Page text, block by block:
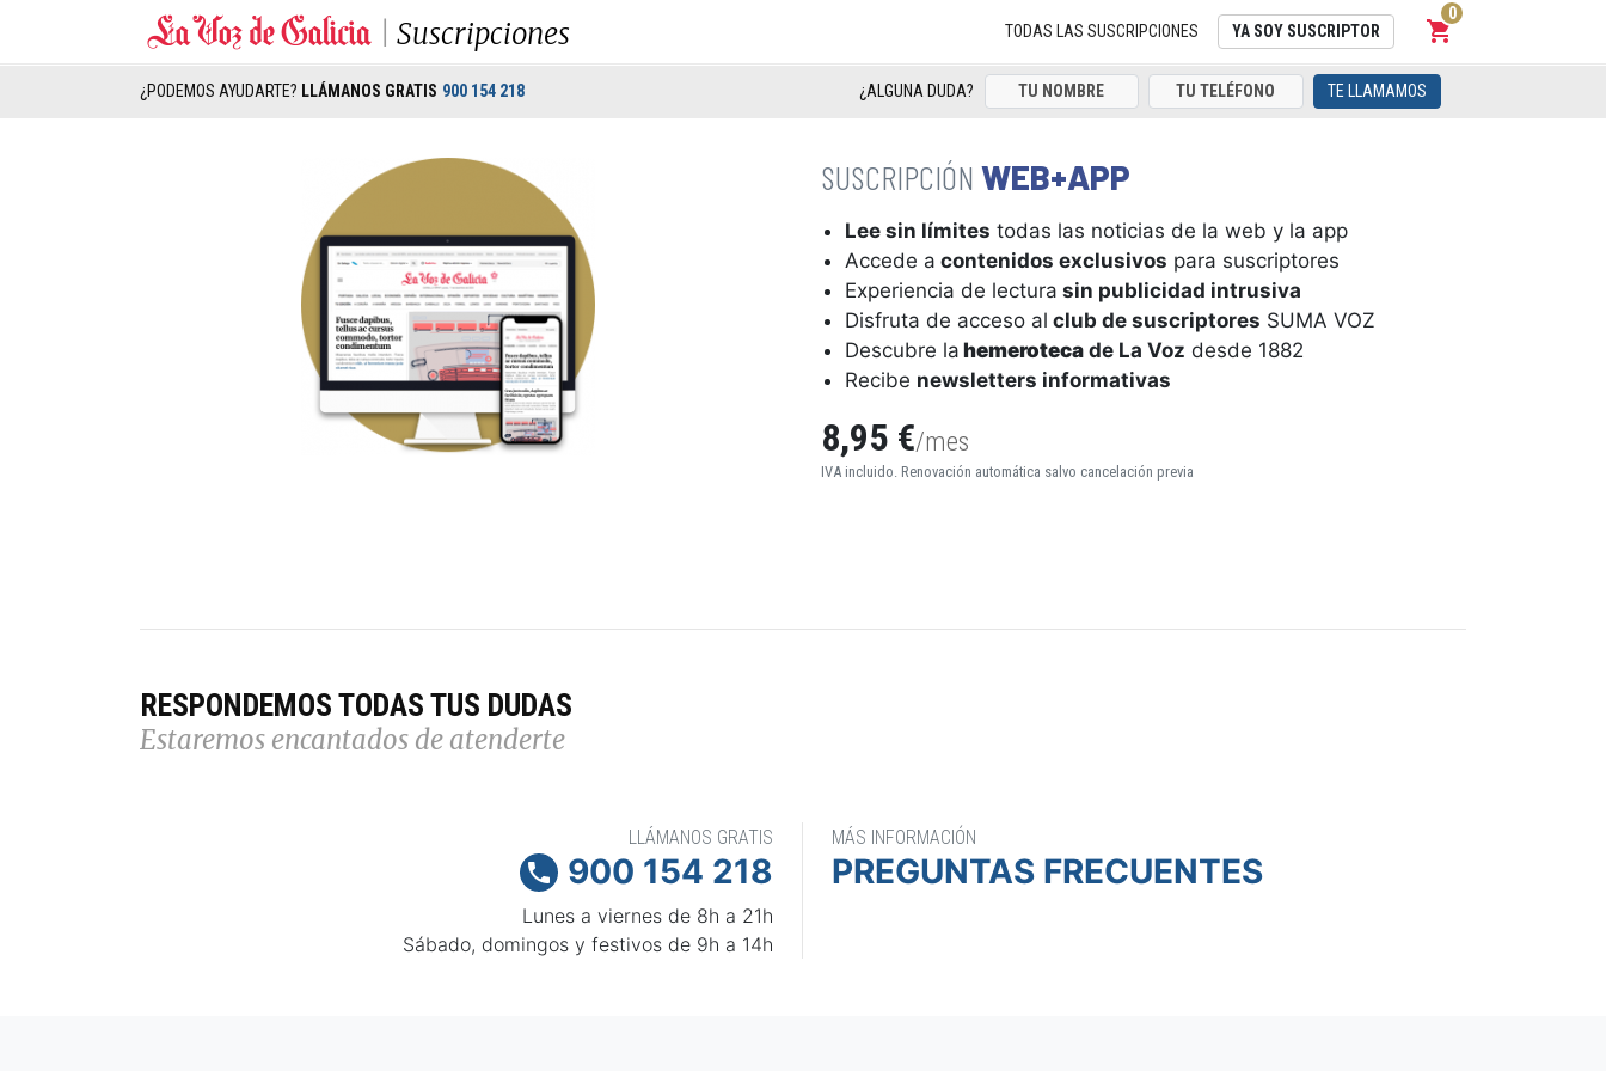
Suscripciones TODAS LAS SUSCRIPCIONES YA SOY SUSCRIPTOR shopping_cart
Carrito
0
¿PODEMOS AYUDARTE? LLÁMANOS GRATIS 900 154 218 ¿ALGUNA DUDA? TE LLAMAMOS
WEB+APP
Lee sin límites todas las noticias de la web y la app
Accede a contenidos exclusivos para suscriptores
Experiencia de lectura sin publicidad intrusiva
Disfruta de acceso al club de suscriptores SUMA VOZ
Descubre la hemeroteca de La Voz desde 1882
Recibe newsletters informativas
8,95 €/mes
IVA incluido. Renovación automática salvo cancelación previa
RESPONDEMOS TODAS TUS DUDAS
Estaremos encantados de atenderte
LLÁMANOS GRATIS
 900 154 218
Lunes a viernes de 8h a 21h
Sábado, domingos y festivos de 9h a 14h
MÁS INFORMACIÓN
PREGUNTAS FRECUENTES